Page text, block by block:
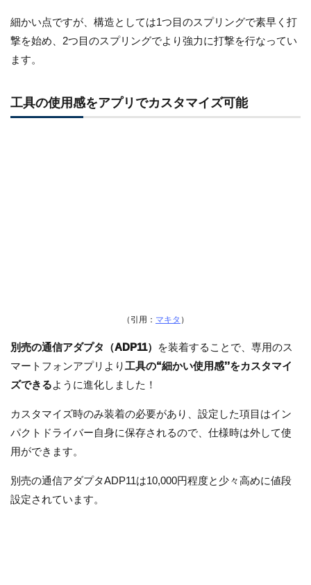
細かい点ですが、構造としては1つ目のスプリングで素早く打
撃を始め、2つ目のスプリングでより強力に打撃を行なってい
ます。
工具の使用感をアプリでカスタマイズ可能
（引用： マキタ ）
別売の通信アダプタ（ADP11）
を装着することで、専用のス
マートフォンアプリより工具の“細かい使用感’’をカスタマイ
ズできるように進化しました！
カスタマイズ時のみ装着の必要があり、設定した項目はイン
パクトドライバー自身に保存されるので、仕様時は外して使
用ができます。
別売の通信アダプタADP11は10,000円程度と少々高めに値段
設定されています。